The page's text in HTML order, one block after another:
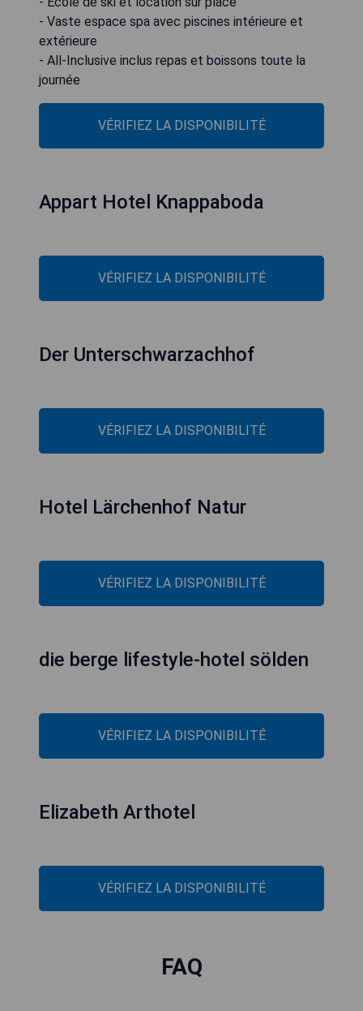
- Vaste espace spa avec piscines intérieure et
extérieure
- All-Inclusive inclus repas et boissons toute la
journée
VÉRIFIEZ LA DISPONIBILITÉ
Appart Hotel Knappaboda
VÉRIFIEZ LA DISPONIBILITÉ
Der Unterschwarzachhof
VÉRIFIEZ LA DISPONIBILITÉ
Hotel Lärchenhof Natur
VÉRIFIEZ LA DISPONIBILITÉ
die berge lifestyle-hotel sölden
VÉRIFIEZ LA DISPONIBILITÉ
Elizabeth Arthotel
VÉRIFIEZ LA DISPONIBILITÉ
FAQ